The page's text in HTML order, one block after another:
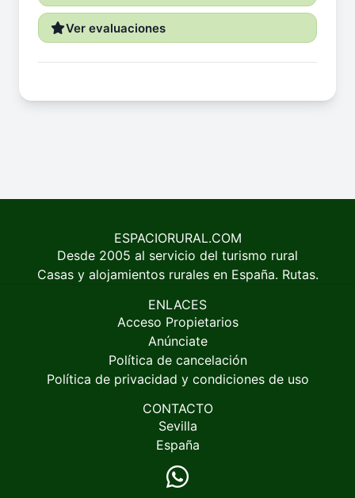
Ver evaluaciones
ESPACIORURAL.COM
Desde 2005 al servicio del turismo rural
Casas y alojamientos rurales en España. Rutas.
ENLACES
Acceso Propietarios
Anúnciate
Política de cancelación
Política de privacidad y condiciones de uso
CONTACTO
Sevilla
España